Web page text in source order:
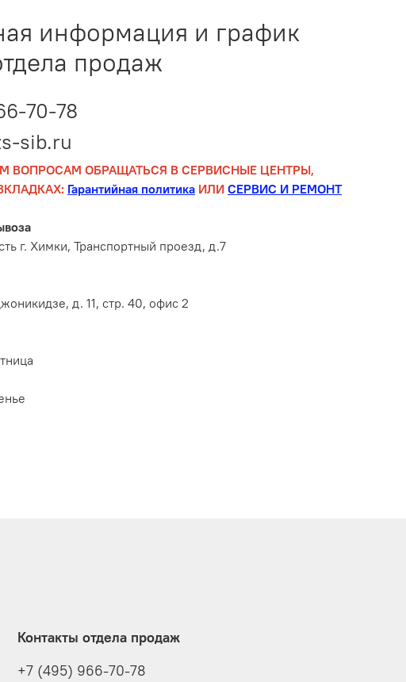
информация и график
продаж
70-78
sib.ru
ВОПРОСАМ ОБРАЩАТЬСЯ В СЕРВИСНЫЕ ЦЕНТРЫ,
Гарантийная политика ИЛИ СЕРВИС И РЕМОНТ
г. Химки, Транспортный проезд, д.7
д. 11, стр. 40, офис 2
Контакты отдела продаж
+7 (495) 966-70-78